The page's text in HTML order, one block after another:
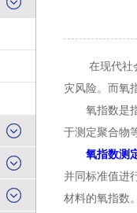
在现代社会
灾风险。而氧
氧指数是指
于测定聚合物
氧指数测
并同标准值进
材料的氧指数